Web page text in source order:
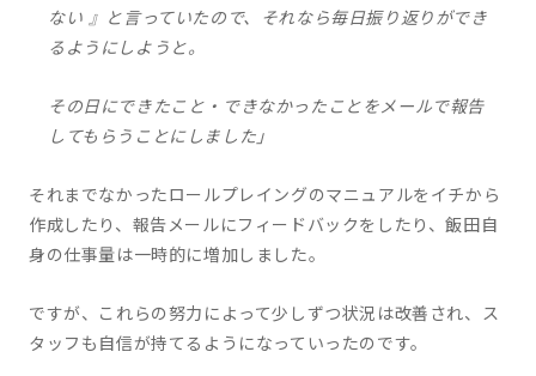
ない 』と言っていたので、それなら毎日振り返りができ
るようにしようと。
その日にできたこと・できなかったことをメールで報告
してもらうことにしました」
それまでなかったロールプレイングのマニュアルをイチから
作成したり、報告メールにフィードバックをしたり、飯田自
身の仕事量は一時的に増加しました。
ですが、これらの努力によって少しずつ状況は改善され、ス
タッフも自信が持てるようになっていったのです。